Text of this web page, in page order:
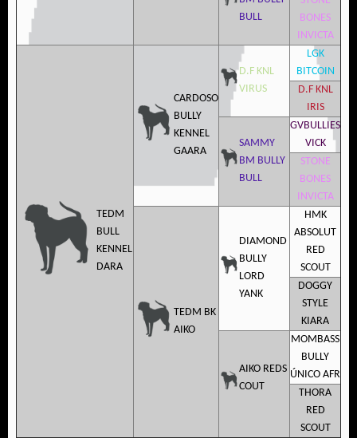
BULL
BONES
INVICTA
TEDM
BULL
KENNEL
DARA
CARDOSO
BULLY
KENNEL
GAARA
D.F KNL
VIRUS
LGK
BITCOIN
D.F KNL
IRIS
SAMMY
BM BULLY
BULL
GVBULLIES
VICK
STONE
BONES
INVICTA
TEDM BK
AIKO
DIAMOND
BULLY
LORD
YANK
HMK
ABSOLUT
RED
SCOUT
DOGGY
STYLE
KIARA
AIKO REDS
COUT
MOMBASS
BULLY
ÚNICO AFR
THORA
RED
SCOUT